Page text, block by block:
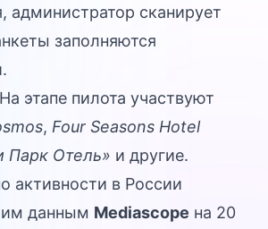
администратор сканирует
заполняются
На этапе пилота участвуют
, Four Seasons Hotel
Парк Отель» и другие.
активности в России
данным Mediascope на 20